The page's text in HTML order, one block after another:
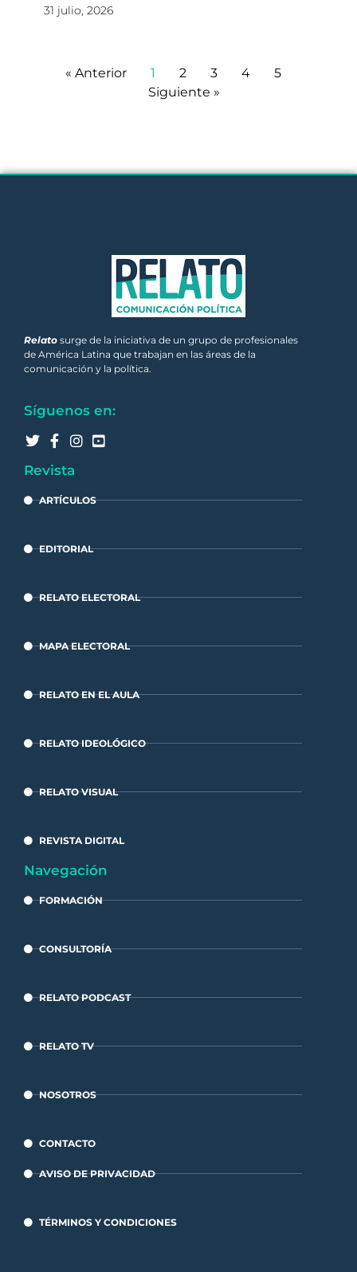
31 julio, 2026
« Anterior 1 2 3 4
5
Siguiente »
Relato surge de la iniciativa de un grupo de profesionales
de América Latina que trabajan en las áreas de la
comunicación y la política.
Síguenos en:
Revista
ARTÍCULOS
EDITORIAL
RELATO ELECTORAL
MAPA ELECTORAL
RELATO EN EL AULA
RELATO IDEOLÓGICO
RELATO VISUAL
REVISTA DIGITAL
Navegación
FORMACIÓN
CONSULTORÍA
RELATO PODCAST
RELATO TV
NOSOTROS
CONTACTO
AVISO DE PRIVACIDAD
TÉRMINOS Y CONDICIONES